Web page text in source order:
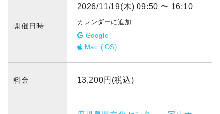
開催日時
2026/11/19(木) 09:50 〜 16:10
カレンダーに追加
Google
Mac (iOS)
料金 13,200円(税込)